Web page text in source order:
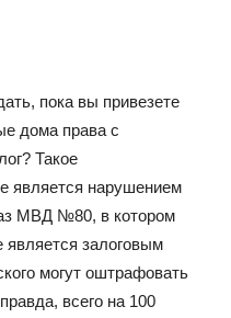
пока вы привезете
дома права с
Такое
является нарушением
МВД №80, в котором
является залоговым
могут оштрафовать
всего на 100